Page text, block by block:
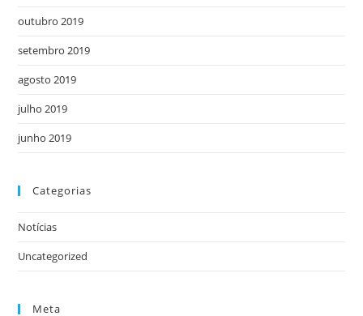
outubro 2019
setembro 2019
agosto 2019
julho 2019
junho 2019
Categorias
Notícias
Uncategorized
Meta